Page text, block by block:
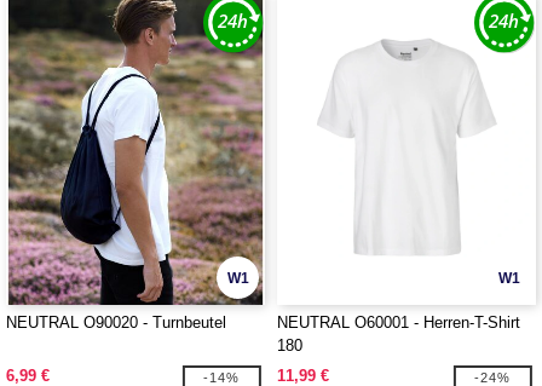
W1
NEUTRAL O90020 - Turnbeutel
6,99 € -14%
W1
NEUTRAL O60001 - Herren-T-Shirt
180
11,99 €
-24%